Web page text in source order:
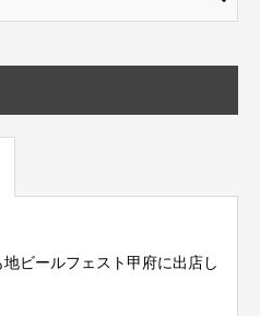
ビールフェスト甲府に出店し